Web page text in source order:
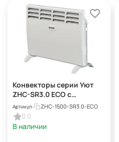
Конвекторы серии Уют
ZHC-SR3.0 ECO с
механическим
управлением ZHC-1500
SR3.0 ECO
Артикул: ZHC-1500-SR3.0-ECO
0.0
В наличии